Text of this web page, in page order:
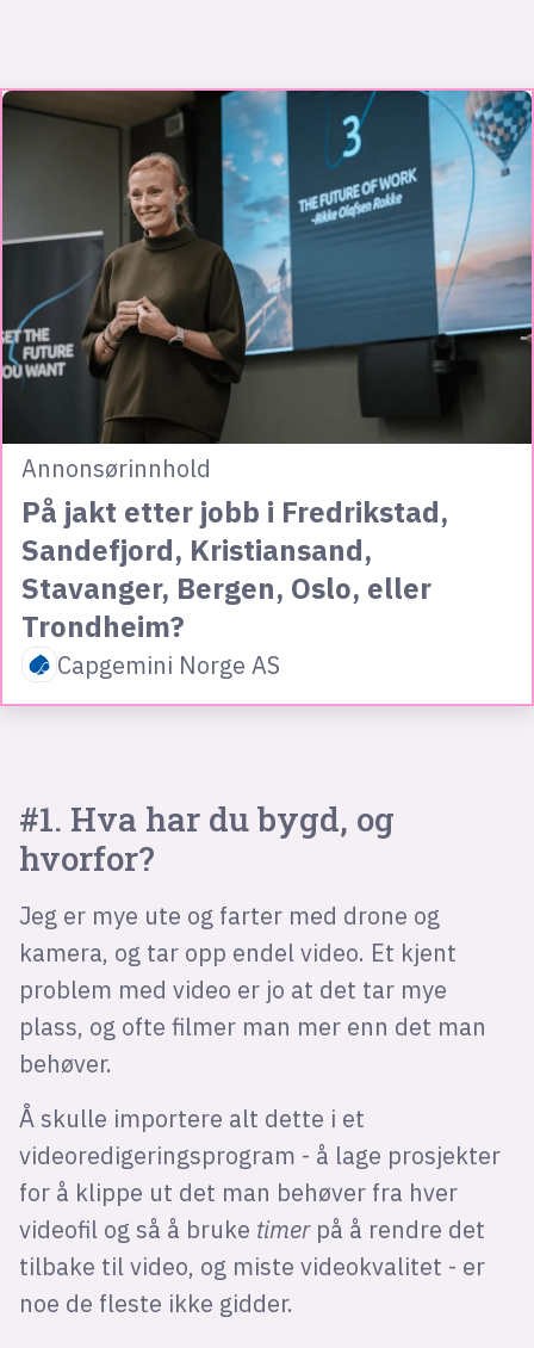
Annonsørinnhold
På jakt etter jobb i Fredrikstad,
Sandefjord, Kristiansand,
Stavanger, Bergen, Oslo, eller
Trondheim?
Capgemini Norge AS
#1. Hva har du bygd, og
hvorfor?
Jeg er mye ute og farter med drone og
kamera, og tar opp endel video. Et kjent
problem med video er jo at det tar mye
plass, og ofte filmer man mer enn det man
behøver.
Å skulle importere alt dette i et
videoredigeringsprogram - å lage prosjekter
for å klippe ut det man behøver fra hver
videofil og så å bruke timerpå å rendre det
tilbake til video, og miste videokvalitet - er
noe de fleste ikke gidder.